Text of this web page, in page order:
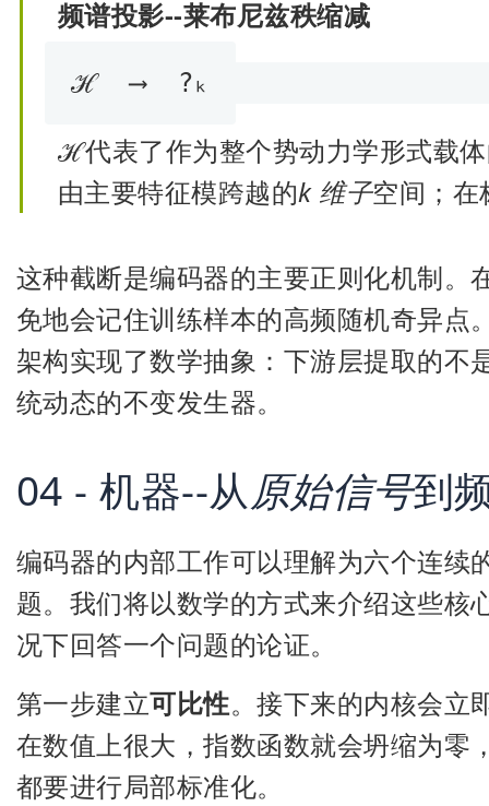
频谱投影--莱布尼兹秩缩减
ℋ  ⟶  ?ₖ
ℋ代表了作为整个势动力学形式载
由主要特征模跨越的k 维子空间；在
这种截断是编码器的主要正则化机制。
免地会记住训练样本的高频随机奇异点
架构实现了数学抽象：下游层提取的不
统动态的不变发生器。
04 - 机器--从原始信号到
编码器的内部工作可以理解为六个连续
题。我们将以数学的方式来介绍这些核
况下回答一个问题的论证。
第一步建立可比性。接下来的内核会立
在数值上很大，指数函数就会坍缩为零
都要进行局部标准化。